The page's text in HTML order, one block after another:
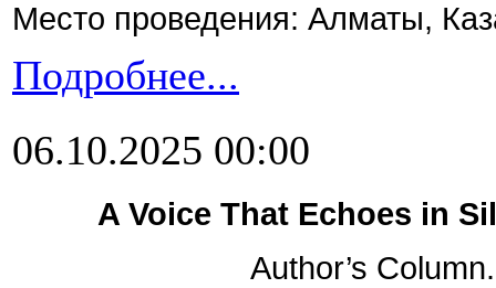
Место проведения: Алматы,
Подробнее...
06.10.2025 00:00
A Voice That Echoes in
Author’s